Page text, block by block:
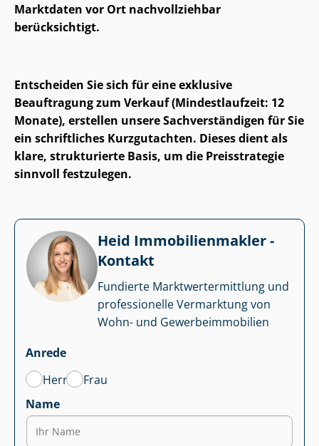
Marktdaten vor Ort nachvollziehbar
berücksichtigt.
Entscheiden Sie sich für eine exklusive
Beauftragung zum Verkauf (Mindestlaufzeit: 12
Monate), erstellen unsere Sach­ver­stän­di­gen für Sie
ein schriftliches Kurzgutachten. Dieses dient als
klare, strukturierte Basis, um die Preisstrategie
sinnvoll festzulegen.
Heid Im­mo­bi­li­en­mak­ler -
Kontakt
Fundierte Markt­wert­ermitt­lung und
professionelle Vermarktung von
Wohn- und Ge­wer­be­im­mo­bi­li­en
Anrede
Herr
Frau
Name